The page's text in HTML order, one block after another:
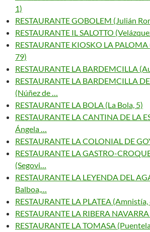
1)
RESTAURANTE GOBOLEM (Julián
RESTAURANTE IL SALOTTO
RESTAURANTE KIOSKO LA
79)
RESTAURANTE LA BARDEMCILLA
RESTAURANTE LA BARDEMCILLA
(Núñez de …
RESTAURANTE LA BOLA (La Bola, 5)
RESTAURANTE LA CANTINA DE LA
Ángela …
RESTAURANTE LA COLONIAL DE
RESTAURANTE LA GASTRO-
(Segovi…
RESTAURANTE LA LEYENDA DEL
Balboa,…
RESTAURANTE LA PLATEA (Amnistía,
RESTAURANTE LA RIBERA
RESTAURANTE LA TOMASA